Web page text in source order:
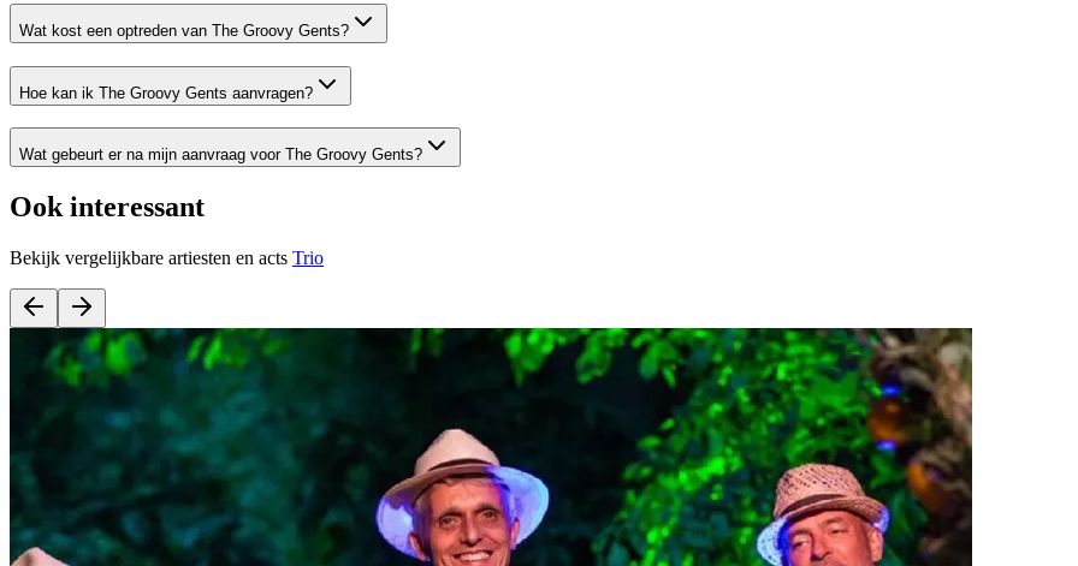
Wat kost een optreden van The Groovy Gents?
Hoe kan ik The Groovy Gents aanvragen?
Wat gebeurt er na mijn aanvraag voor The Groovy Gents?
Ook interessant
Bekijk vergelijkbare artiesten en acts Trio